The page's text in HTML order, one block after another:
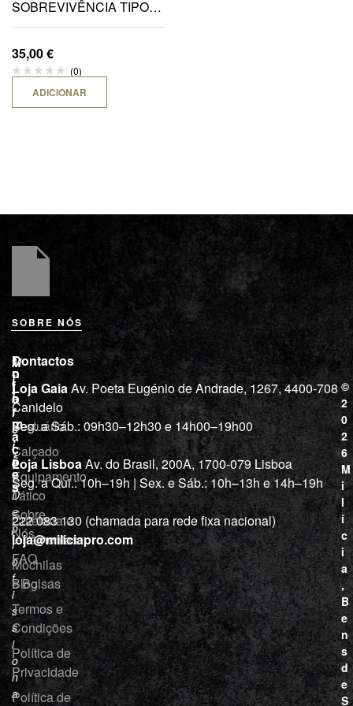
SOBREVIVÊNCIA TIPO
“FORÇAS ESPECIAIS”
C/FUNDA
35,00€
(0)
ADICIONAR
SOBRE NÓS
M
i
l
í
c
i
a
“
D
e
p
r
o
f
i
s
s
i
o
n
a
L
o
j
a
Vestuário
Calçado
Equipamento
Tático
Cutelaria e
ferramentas
Mochilas
e Bolsas
I
n
f
o
r
m
a
ç
õ
e
s
Sobre
Nós
FAQ
Blog
Termos e
Condições
Política de
Privacidade
Política de
Contactos
Loja GaiaAv. Poeta Eugénio de Andrade, 1267, 4400-708
Canidelo
Seg. a Sáb.: 09h30–12h30 e 14h00–19h00
Loja LisboaAv. do Brasil, 200A, 1700-079 Lisboa
Seg. a Qui.: 10h–19h | Sex. e Sáb.: 10h–13h e 14h–19h
222 083 130 (chamada para rede fixa nacional)
loja@miliciapro.com
©
2
0
2
6
M
i
l
í
c
i
a
,
B
e
n
s
d
e
S